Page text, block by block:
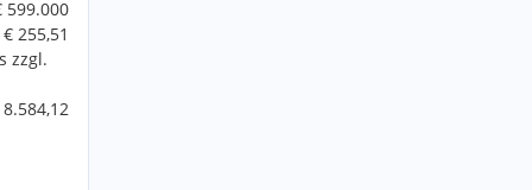
599.000
€ 255,51
zzgl.